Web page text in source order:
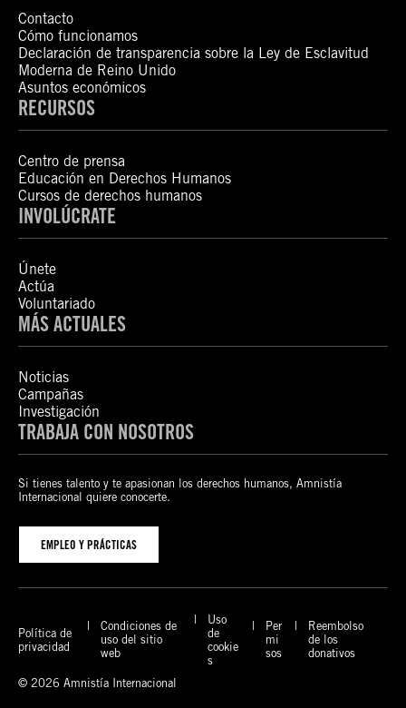
Contacto
Cómo funcionamos
Declaración de transparencia sobre la Ley de Esclavitud
Moderna de Reino Unido
Asuntos económicos
RECURSOS
Centro de prensa
Educación en Derechos Humanos
Cursos de derechos humanos
INVOLÚCRATE
Únete
Actúa
Voluntariado
MÁS ACTUALES
Noticias
Campañas
Investigación
TRABAJA CON NOSOTROS
Si tienes talento y te apasionan los derechos humanos, Amnistía
Internacional quiere conocerte.
EMPLEO Y PRÁCTICAS
Política de
privacidad
Condiciones de
uso del sitio
web
Uso
de
cookie
s
Per
mi
sos
Reembolso
de los
donativos
© 2026 Amnistía Internacional